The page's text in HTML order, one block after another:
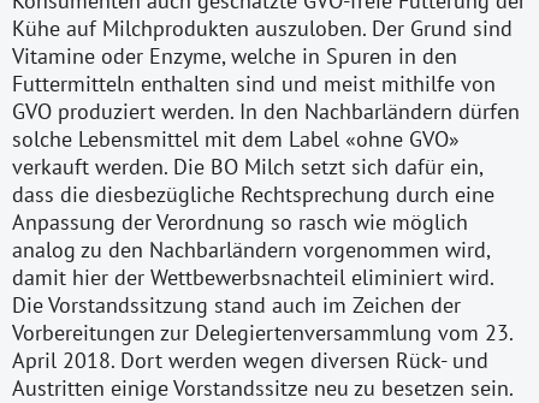
Kühe auf Milchprodukten auszuloben. Der Grund sind
Vitamine oder Enzyme, welche in Spuren in den
Futtermitteln enthalten sind und meist mithilfe von
GVO produziert werden. In den Nachbarländern dürfen
solche Lebensmittel mit dem Label «ohne GVO»
verkauft werden. Die BO Milch setzt sich dafür ein,
dass die diesbezügliche Rechtsprechung durch eine
Anpassung der Verordnung so rasch wie möglich
analog zu den Nachbarländern vorgenommen wird,
damit hier der Wettbewerbsnachteil eliminiert wird.
Die Vorstandssitzung stand auch im Zeichen der
Vorbereitungen zur Delegiertenversammlung vom 23.
April 2018. Dort werden wegen diversen Rück- und
Austritten einige Vorstandssitze neu zu besetzen sein.